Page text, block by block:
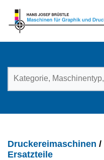
Druckereimaschinen /
Ersatzteile